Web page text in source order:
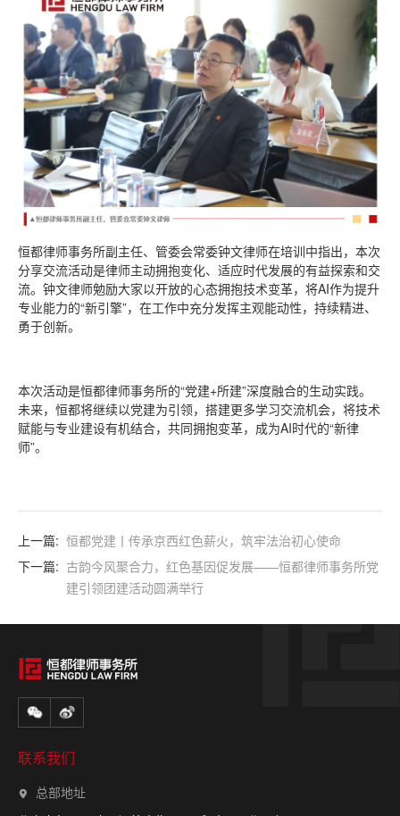
恒都律师事务所副主任、管委会常委钟文律师在培训中指出，本次
分享交流活动是律师主动拥抱变化、适应时代发展的有益探索和交
流。钟文律师勉励大家以开放的心态拥抱技术变革，将AI作为提升
专业能力的“新引擎”，在工作中充分发挥主观能动性，持续精进、
勇于创新。
本次活动是恒都律师事务所的“党建+所建”深度融合的生动实践。
未来，恒都将继续以党建为引领，搭建更多学习交流机会，将技术
赋能与专业建设有机结合，共同拥抱变革，成为AI时代的“新律
师”。
上一篇: 恒都党建丨传承京西红色薪火，筑牢法治初心使命
下一篇: 古韵今风聚合力，红色基因促发展——恒都律师事务所党
建引领团建活动圆满举行
联系我们
总部地址